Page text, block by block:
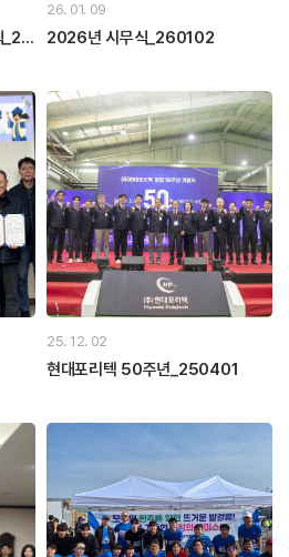
_26
26. 01. 09
2026년 시무식_260102
25. 12. 02
현대포리텍 50주년_250401